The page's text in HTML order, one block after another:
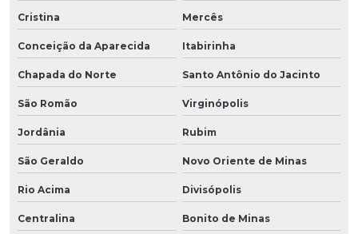
Cristina Mercês
Conceição da Aparecida Itabirinha
Chapada do Norte Santo Antônio do Jacinto
São Romão Virginópolis
Jordânia Rubim
São Geraldo Novo Oriente de Minas
Rio Acima Divisópolis
Centralina Bonito de Minas